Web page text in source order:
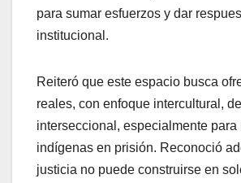
para sumar esfuerzos y dar
institucional.
Reiteró que este espacio busca
reales, con enfoque intercultural,
interseccional, especialmente para
indígenas en prisión. Reconoció
justicia no puede construirse en